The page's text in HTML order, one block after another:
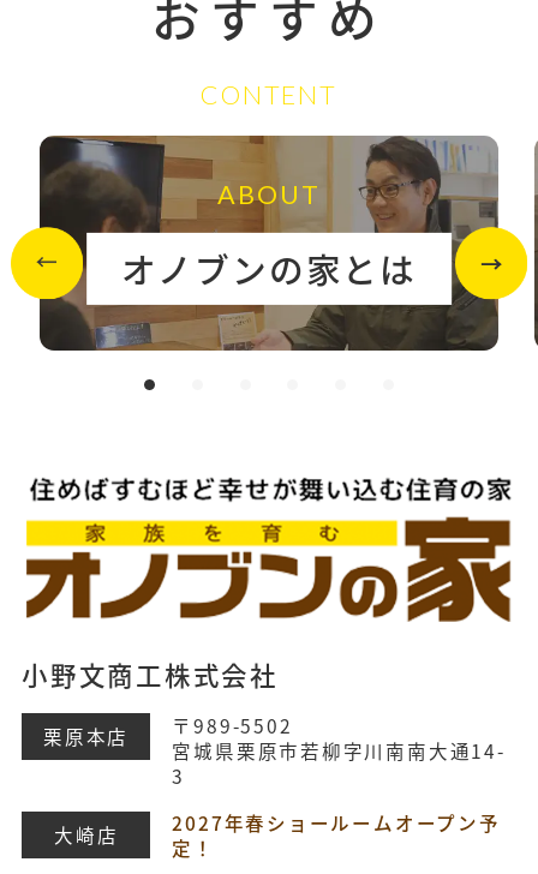
おすすめ
CONTENT
ABOUT
オノブンの家とは
小野文商工株式会社
栗原本店
〒989-5502
宮城県栗原市若柳字川南南大通14-
3
大崎店
2027年春ショールームオープン予
定！